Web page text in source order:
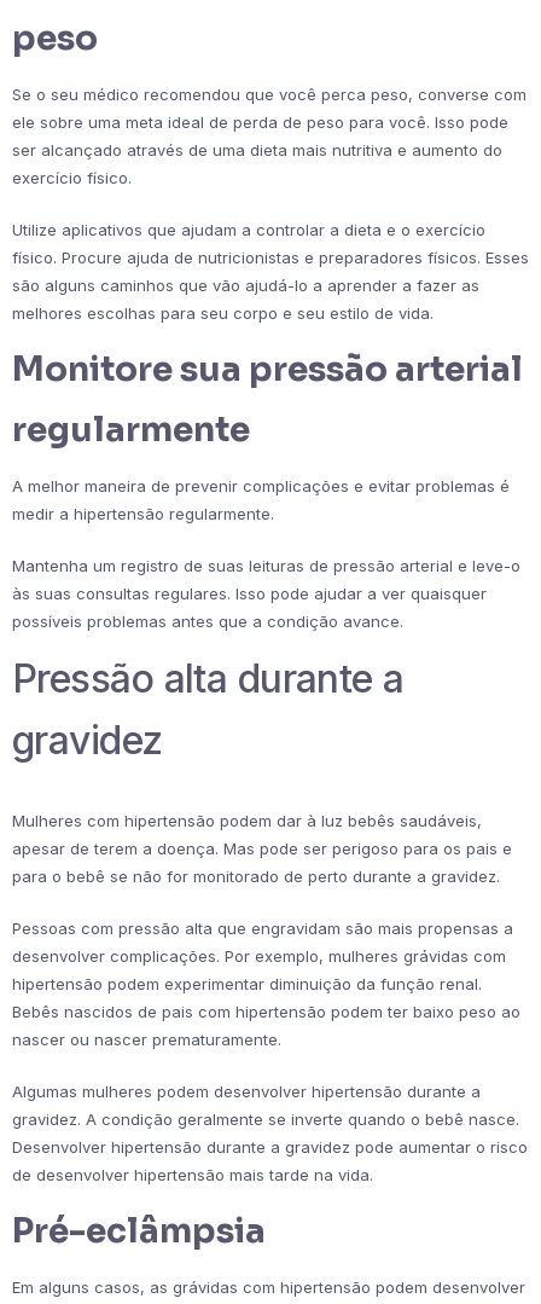
peso
Se o seu médico recomendou que você perca peso, converse com
ele sobre uma meta ideal de perda de peso para você. Isso pode
ser alcançado através de uma dieta mais nutritiva e aumento do
exercício físico.
Utilize aplicativos que ajudam a controlar a dieta e o exercício
físico. Procure ajuda de nutricionistas e preparadores físicos. Esses
são alguns caminhos que vão ajudá-lo a aprender a fazer as
melhores escolhas para seu corpo e seu estilo de vida.
Monitore sua pressão arterial
regularmente
A melhor maneira de prevenir complicações e evitar problemas é
medir a hipertensão regularmente.
Mantenha um registro de suas leituras de pressão arterial e leve-o
às suas consultas regulares. Isso pode ajudar a ver quaisquer
possíveis problemas antes que a condição avance.
Pressão alta durante a
gravidez
Mulheres com hipertensão podem dar à luz bebês saudáveis,
apesar de terem a doença. Mas pode ser perigoso para os pais e
para o bebê se não for monitorado de perto durante a gravidez.
Pessoas com pressão alta que engravidam são mais propensas a
desenvolver complicações. Por exemplo, mulheres grávidas com
hipertensão podem experimentar diminuição da função renal.
Bebês nascidos de pais com hipertensão podem ter baixo peso ao
nascer ou nascer prematuramente.
Algumas mulheres podem desenvolver hipertensão durante a
gravidez. A condição geralmente se inverte quando o bebê nasce.
Desenvolver hipertensão durante a gravidez pode aumentar o risco
de desenvolver hipertensão mais tarde na vida.
Pré-eclâmpsia
Em alguns casos, as grávidas com hipertensão podem desenvolver